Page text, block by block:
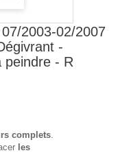
2003-02/2007
-
peindre - R
complets.
les